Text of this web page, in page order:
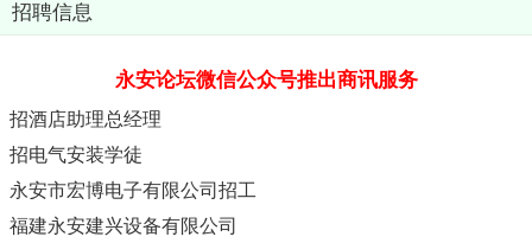
招聘信息
永安论坛微信公众号推出商讯服务
招酒店助理总经理
招电气安装学徒
永安市宏博电子有限公司招工
福建永安建兴设备有限公司